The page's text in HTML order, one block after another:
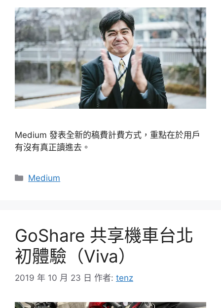
Medium 發表全新的稿費計費方式，重點在於用戶
有沒有真正讀進去。
分
Medium
GoShare 共享機車台北
初體驗（Viva）
2019 年 10 月 23 日 作者: tenz